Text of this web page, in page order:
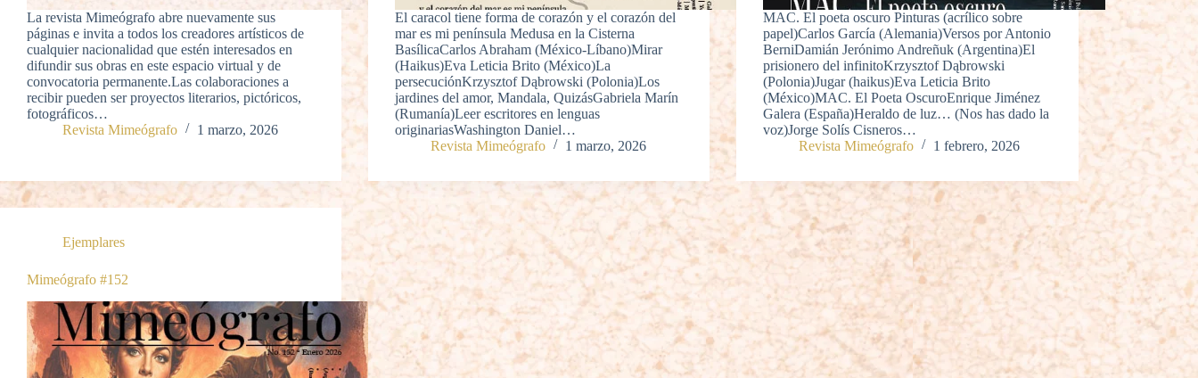
La revista Mimeógrafo abre nuevamente sus
páginas e invita a todos los creadores artísticos de
cualquier nacionalidad que estén interesados en
difundir sus obras en este espacio virtual y de
convocatoria permanente.Las colaboraciones a
recibir pueden ser proyectos literarios, pictóricos,
fotográficos…
Revista Mimeógrafo
1 marzo, 2026
El caracol tiene forma de corazón y el corazón del
mar es mi península Medusa en la Cisterna
BasílicaCarlos Abraham (México-Líbano)Mirar
(Haikus)Eva Leticia Brito (México)La
persecuciónKrzysztof Dąbrowski (Polonia)Los
jardines del amor, Mandala, QuizásGabriela Marín
(Rumanía)Leer escritores en lenguas
originariasWashington Daniel…
Revista Mimeógrafo
1 marzo, 2026
MAC. El poeta oscuro Pinturas (acrílico sobre
papel)Carlos García (Alemania)Versos por Antonio
BerniDamián Jerónimo Andreñuk (Argentina)El
prisionero del infinitoKrzysztof Dąbrowski
(Polonia)Jugar (haikus)Eva Leticia Brito
(México)MAC. El Poeta OscuroEnrique Jiménez
Galera (España)Heraldo de luz… (Nos has dado la
voz)Jorge Solís Cisneros…
Revista Mimeógrafo
1 febrero, 2026
Ejemplares
Mimeógrafo #152